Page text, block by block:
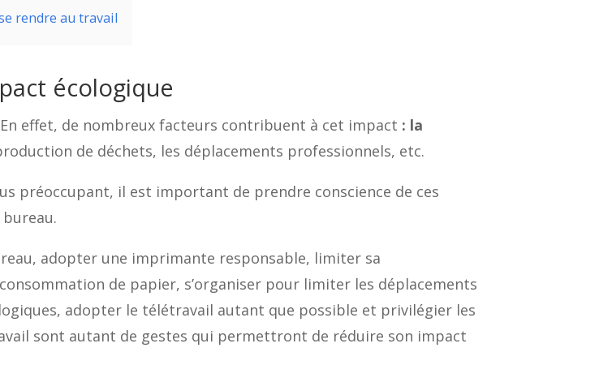
rendre au travail
écologique
effet, de nombreux facteurs contribuent à cet impact : la
de déchets, les déplacements professionnels, etc.
préoccupant, il est important de prendre conscience de ces
bureau.
adopter une imprimante responsable, limiter sa
de papier, s’organiser pour limiter les déplacements
adopter le télétravail autant que possible et privilégier les
sont autant de gestes qui permettront de réduire son impact